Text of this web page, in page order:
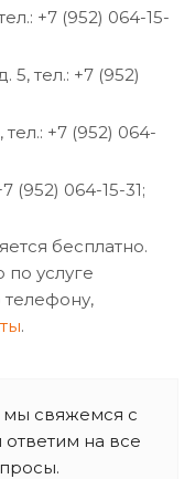
+7 (952) 064-15-
тел.: +7 (952)
+7 (952) 064-
(952) 064-15-31;
бесплатно.
услуге
.
мы свяжемся с
на все